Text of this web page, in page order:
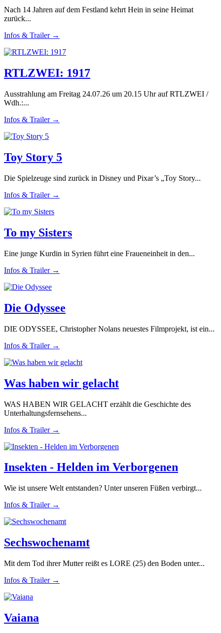
Nach 14 Jahren auf dem Festland kehrt Hein in seine Heimat
zurück...
Infos & Trailer →
RTLZWEI: 1917
Ausstrahlung am Freitag 24.07.26 um 20.15 Uhr auf RTLZWEI /
Wdh.:...
Infos & Trailer →
Toy Story 5
Die Spielzeuge sind zurück in Disney und Pixar’s „Toy Story...
Infos & Trailer →
To my Sisters
Eine junge Kurdin in Syrien führt eine Fraueneinheit in den...
Infos & Trailer →
Die Odyssee
DIE ODYSSEE, Christopher Nolans neuestes Filmprojekt, ist ein...
Infos & Trailer →
Was haben wir gelacht
WAS HABEN WIR GELACHT erzählt die Geschichte des
Unterhaltungsfernsehens...
Infos & Trailer →
Insekten - Helden im Verborgenen
Wie ist unsere Welt entstanden? Unter unseren Füßen verbirgt...
Infos & Trailer →
Sechswochenamt
Mit dem Tod ihrer Mutter reißt es LORE (25) den Boden unter...
Infos & Trailer →
Vaiana